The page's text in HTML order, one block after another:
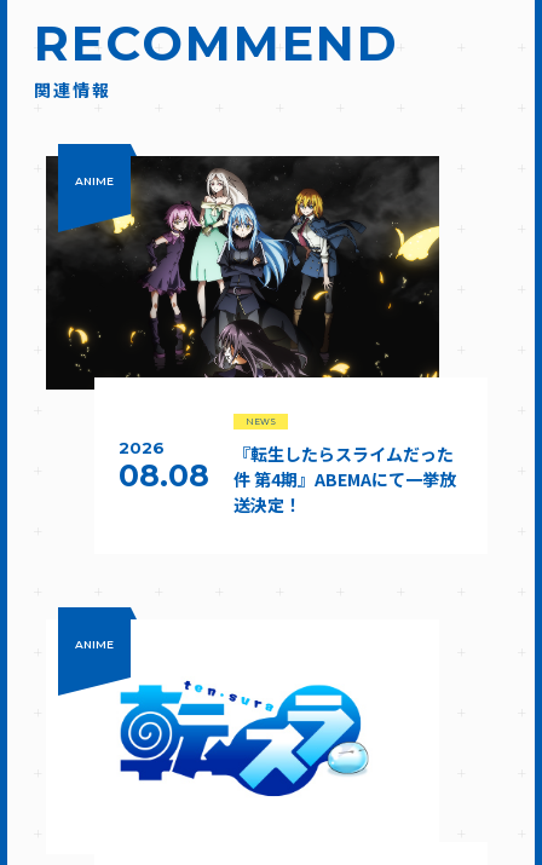
RECOMMEND
関連情報
ANIME
2026
08.08
NEWS
『転生したらスライムだった
件 第4期』ABEMAにて一挙放
送決定！
ANIME